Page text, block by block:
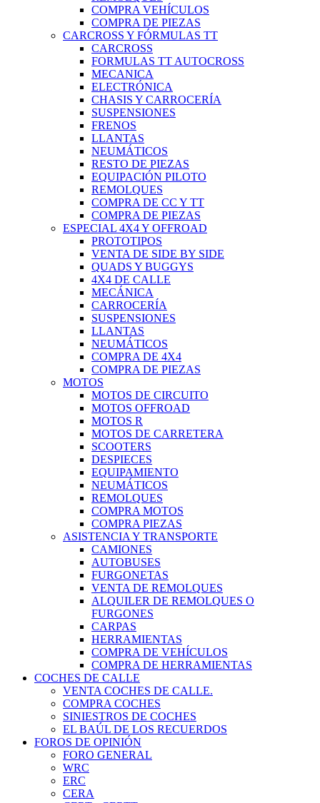
COMPRA VEHÍCULOS
COMPRA DE PIEZAS
CARCROSS Y FÓRMULAS TT
CARCROSS
FORMULAS TT AUTOCROSS
MECANICA
ELECTRÓNICA
CHASIS Y CARROCERÍA
SUSPENSIONES
FRENOS
LLANTAS
NEUMÁTICOS
RESTO DE PIEZAS
EQUIPACIÓN PILOTO
REMOLQUES
COMPRA DE CC Y TT
COMPRA DE PIEZAS
ESPECIAL 4X4 Y OFFROAD
PROTOTIPOS
VENTA DE SIDE BY SIDE
QUADS Y BUGGYS
4X4 DE CALLE
MECÁNICA
CARROCERÍA
SUSPENSIONES
LLANTAS
NEUMÁTICOS
COMPRA DE 4X4
COMPRA DE PIEZAS
MOTOS
MOTOS DE CIRCUITO
MOTOS OFFROAD
MOTOS R
MOTOS DE CARRETERA
SCOOTERS
DESPIECES
EQUIPAMIENTO
NEUMÁTICOS
REMOLQUES
COMPRA MOTOS
COMPRA PIEZAS
ASISTENCIA Y TRANSPORTE
CAMIONES
AUTOBUSES
FURGONETAS
VENTA DE REMOLQUES
ALQUILER DE REMOLQUES O
FURGONES
CARPAS
HERRAMIENTAS
COMPRA DE VEHÍCULOS
COMPRA DE HERRAMIENTAS
COCHES DE CALLE
VENTA COCHES DE CALLE.
COMPRA COCHES
SINIESTROS DE COCHES
EL BAÚL DE LOS RECUERDOS
FOROS DE OPINIÓN
FORO GENERAL
WRC
ERC
CERA